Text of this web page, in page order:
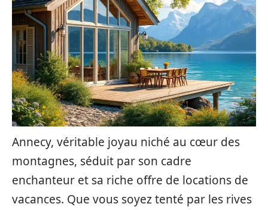
Annecy, véritable joyau niché au cœur des
montagnes, séduit par son cadre
enchanteur et sa riche offre de locations de
vacances. Que vous soyez tenté par les rives